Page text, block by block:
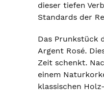
dieser tiefen
Standards der
Das Prunkstück
Argent Rosé.
Zeit schenkt.
einem
klassischen